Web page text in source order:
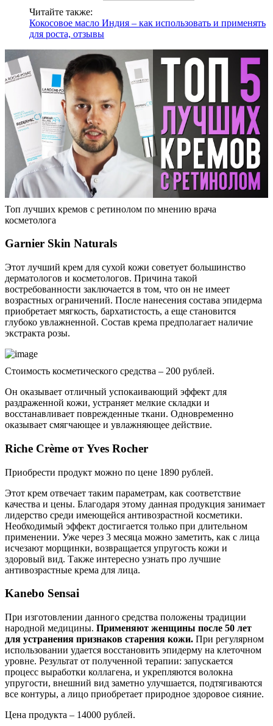
Читайте также:
Кокосовое масло Индия – как использовать и применять
для роста, отзывы
Топ лучших кремов с ретинолом по мнению врача
косметолога
Garnier Skin Naturals
Этот лучший крем для сухой кожи советует большинство
дерматологов и косметологов. Причина такой
востребованности заключается в том, что он не имеет
возрастных ограничений. После нанесения состава эпидерма
приобретает мягкость, бархатистость, а еще становится
глубоко увлажненной. Состав крема предполагает наличие
экстракта розы.
Стоимость косметического средства – 200 рублей.
Он оказывает отличный успокаивающий эффект для
раздраженной кожи, устраняет мелкие складки и
восстанавливает поврежденные ткани. Одновременно
оказывает смягчающее и увлажняющее действие.
Riche Crème от Yves Rocher
Приобрести продукт можно по цене 1890 рублей.
Этот крем отвечает таким параметрам, как соответствие
качества и цены. Благодаря этому данная продукция занимает
лидерство среди имеющейся антивозрастной косметики.
Необходимый эффект достигается только при длительном
применении. Уже через 3 месяца можно заметить, как с лица
исчезают морщинки, возвращается упругость кожи и
здоровый вид. Также интересно узнать про лучшие
антивозрастные крема для лица.
Kanebo Sensai
При изготовлении данного средства положены традиции
народной медицины. Применяют женщины после 50 лет
для устранения признаков старения кожи. При регулярном
использовании удается восстановить эпидерму на клеточном
уровне. Результат от полученной терапии: запускается
процесс выработки коллагена, и укрепляются волокна
упругости, внешний вид заметно улучшается, подтягиваются
все контуры, а лицо приобретает природное здоровое сияние.
Цена продукта – 14000 рублей.